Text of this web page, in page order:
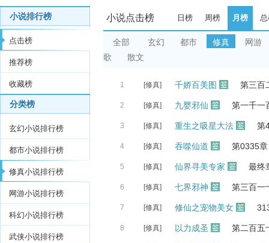
小说排行榜
点击榜
推荐榜
收藏榜
分类榜
玄幻小说排行榜
都市小说排行榜
修真小说排行榜
网游小说排行榜
科幻小说排行榜
武侠小说排行榜
小说点击榜 日榜 周榜 月榜
全部 玄幻 都市 修真
网游
歌
散文
1 [修真] 千娇百美图 第三百
2 [修真] 九婴邪仙 第一千一
3 [修真] 重生之吸星大法 第
4 [修真] 吞噬仙道 第0335
5 [修真] 仙界寻美专家 最终
6 [修真] 七界邪神 第三百一
7 [修真] 修仙之宠物美女
8 [修真] 以力成圣 第二百五